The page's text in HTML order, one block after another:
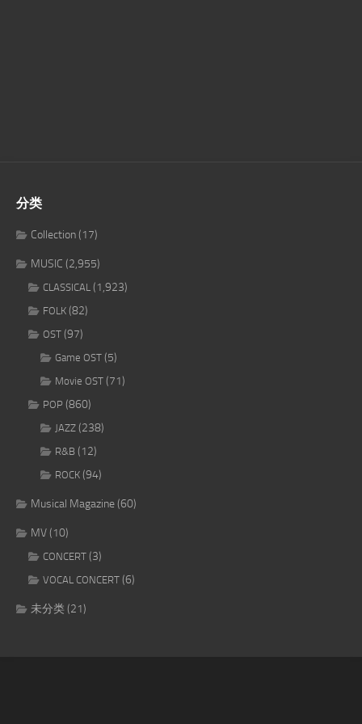
分类
Collection(17)
MUSIC (2,955)
CLASSICAL (1,923)
FOLK (82)
OST (97)
Game OST (5)
Movie OST (71)
POP (860)
JAZZ (238)
R&B (12)
ROCK (94)
Musical Magazine(60)
MV(10)
CONCERT (3)
VOCAL CONCERT (6)
未分类(21)